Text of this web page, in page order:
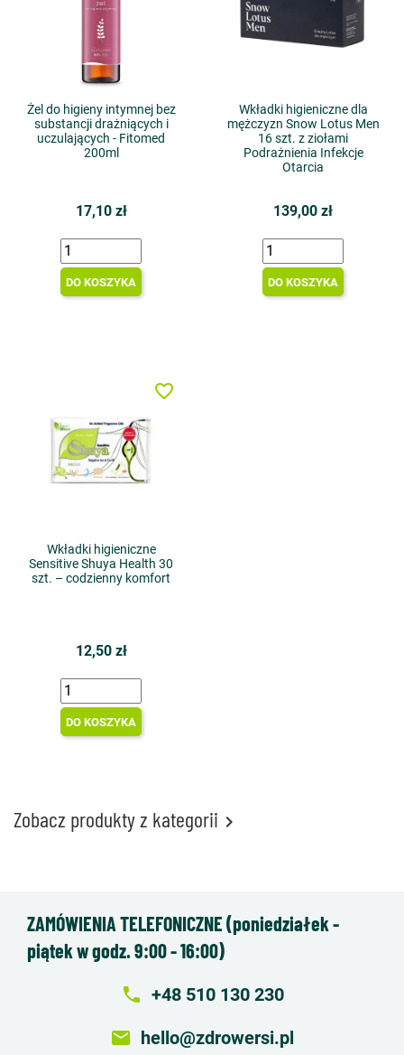
Żel do higieny intymnej bez
substancji drażniących i
uczulających - Fitomed
200ml
17,10 zł
DO KOSZYKA
Wkładki higieniczne dla
mężczyzn Snow Lotus Men
16 szt. z ziołami
Podrażnienia Infekcje
Otarcia
139,00 zł
DO KOSZYKA
Wkładki higieniczne
Sensitive Shuya Health 30
szt. – codzienny komfort
12,50 zł
DO KOSZYKA
favorite_border
Zobacz produkty z kategorii 
ZAMÓWIENIA TELEFONICZNE (poniedziałek -
piątek w godz. 9:00 - 16:00)
local_phone +48 510 130 230
email hello@zdrowersi.pl